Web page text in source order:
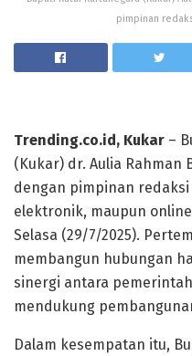
pimpinan
Trending.co.id, Kukar –
(Kukar) dr. Aulia Rahman
dengan pimpinan
elektronik, maupun
Selasa (29/7/2025).
membangun hubungan
sinergi antara
mendukung
Dalam kesempatan itu,